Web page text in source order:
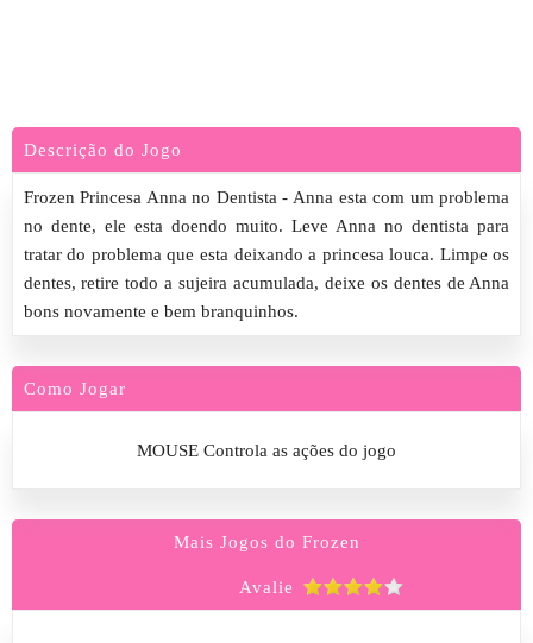
Descrição do Jogo
Frozen Princesa Anna no Dentista - Anna esta com um problema
no dente, ele esta doendo muito. Leve Anna no dentista para
tratar do problema que esta deixando a princesa louca. Limpe os
dentes, retire todo a sujeira acumulada, deixe os dentes de Anna
bons novamente e bem branquinhos.
Como Jogar
MOUSE Controla as ações do jogo
Mais Jogos do Frozen
Avalie